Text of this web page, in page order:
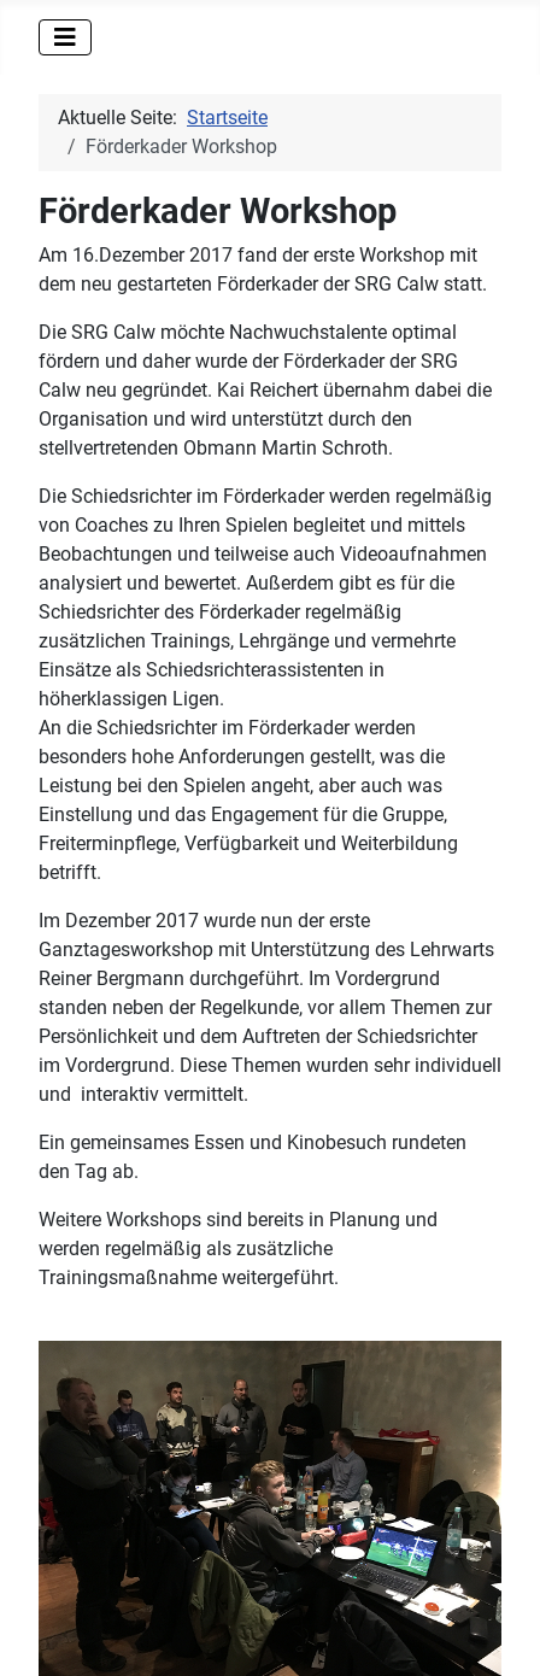
Aktuelle Seite: Startseite
Förderkader Workshop
Förderkader Workshop
Am 16.Dezember 2017 fand der erste Workshop mit
dem neu gestarteten Förderkader der SRG Calw statt.
Die SRG Calw möchte Nachwuchstalente optimal
fördern und daher wurde der Förderkader der SRG
Calw neu gegründet. Kai Reichert übernahm dabei die
Organisation und wird unterstützt durch den
stellvertretenden Obmann Martin Schroth.
Die Schiedsrichter im Förderkader werden regelmäßig
von Coaches zu Ihren Spielen begleitet und mittels
Beobachtungen und teilweise auch Videoaufnahmen
analysiert und bewertet. Außerdem gibt es für die
Schiedsrichter des Förderkader regelmäßig
zusätzlichen Trainings, Lehrgänge und vermehrte
Einsätze als Schiedsrichterassistenten in
höherklassigen Ligen.
An die Schiedsrichter im Förderkader werden
besonders hohe Anforderungen gestellt, was die
Leistung bei den Spielen angeht, aber auch was
Einstellung und das Engagement für die Gruppe,
Freiterminpflege, Verfügbarkeit und Weiterbildung
betrifft.
Im Dezember 2017 wurde nun der erste
Ganztagesworkshop mit Unterstützung des Lehrwarts
Reiner Bergmann durchgeführt. Im Vordergrund
standen neben der Regelkunde, vor allem Themen zur
Persönlichkeit und dem Auftreten der Schiedsrichter
im Vordergrund. Diese Themen wurden sehr individuell
und interaktiv vermittelt.
Ein gemeinsames Essen und Kinobesuch rundeten
den Tag ab.
Weitere Workshops sind bereits in Planung und
werden regelmäßig als zusätzliche
Trainingsmaßnahme weitergeführt.